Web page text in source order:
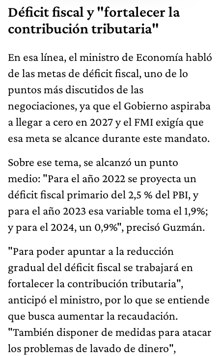
Déficit fiscal y "fortalecer la
contribución tributaria"
En esa línea, el ministro de Economía habló
de las metas de déficit fiscal, uno de lo
puntos más discutidos de las
negociaciones, ya que el Gobierno aspiraba
a llegar a cero en 2027 y el FMI exigía que
esa meta se alcance durante este mandato.
Sobre ese tema, se alcanzó un punto
medio: "Para el año 2022 se proyecta un
déficit fiscal primario del 2,5 % del PBI, y
para el año 2023 esa variable toma el 1,9%;
y para el 2024, un 0,9%", precisó Guzmán.
"Para poder apuntar a la reducción
gradual del déficit fiscal se trabajará en
fortalecer la contribución tributaria",
anticipó el ministro, por lo que se entiende
que busca aumentar la recaudación.
"También disponer de medidas para atacar
los problemas de lavado de dinero",